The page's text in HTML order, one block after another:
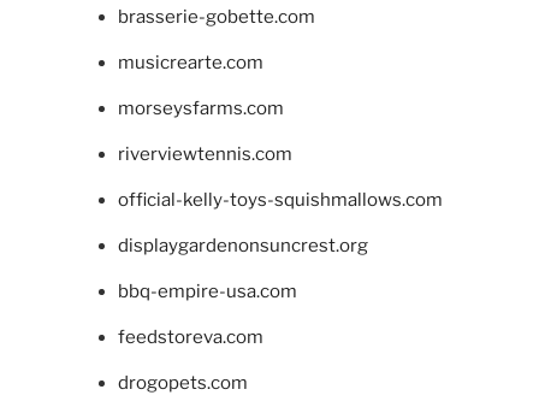
brasserie-gobette.com
musicrearte.com
morseysfarms.com
riverviewtennis.com
official-kelly-toys-squishmallows.com
displaygardenonsuncrest.org
bbq-empire-usa.com
feedstoreva.com
drogopets.com